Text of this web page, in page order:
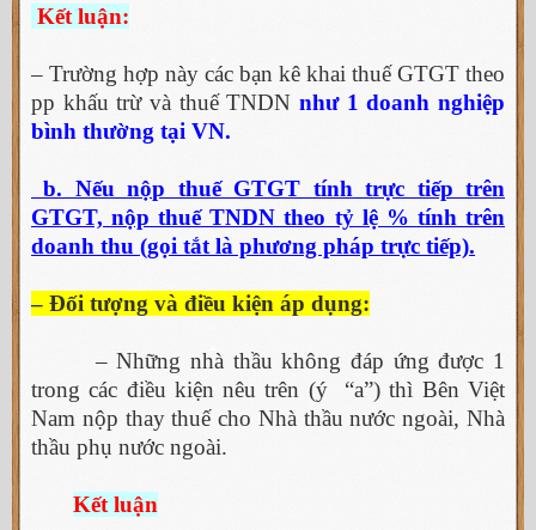
Kết luận:
– Trường hợp này các bạn kê khai thuế GTGT theo
pp khấu trừ và thuế TNDN như 1 doanh nghiệp
bình thường tại VN.
b. Nếu nộp thuế GTGT tính trực tiếp trên
GTGT, nộp thuế TNDN theo tỷ lệ % tính trên
doanh thu (gọi tắt là phương pháp trực tiếp).
– Đối tượng và điều kiện áp dụng:
– Những nhà thầu không đáp ứng được 1
trong các điều kiện nêu trên (ý “a”) thì Bên Việt
Nam nộp thay thuế cho Nhà thầu nước ngoài, Nhà
thầu phụ nước ngoài.
Kết luận